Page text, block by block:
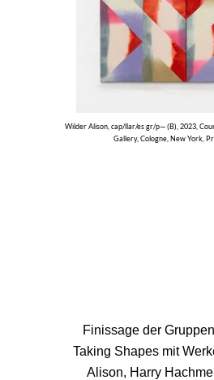
Finissage der
Taking Shapes mit
Alison, Harry
Wilder Alison, cap/llar/es gr/p— (B), 2023,
Gallery, Cologne, New York,